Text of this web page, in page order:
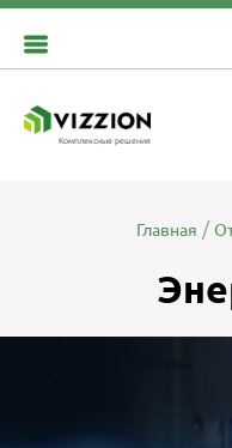
Комплексные решения
Главная